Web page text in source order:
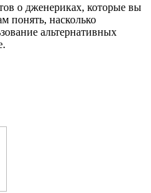
о дженериках, которые вы
понять, насколько
альтернативных